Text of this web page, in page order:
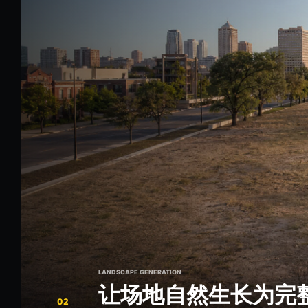
02
LANDSCAPE GENERATION
让场地自然生长为完